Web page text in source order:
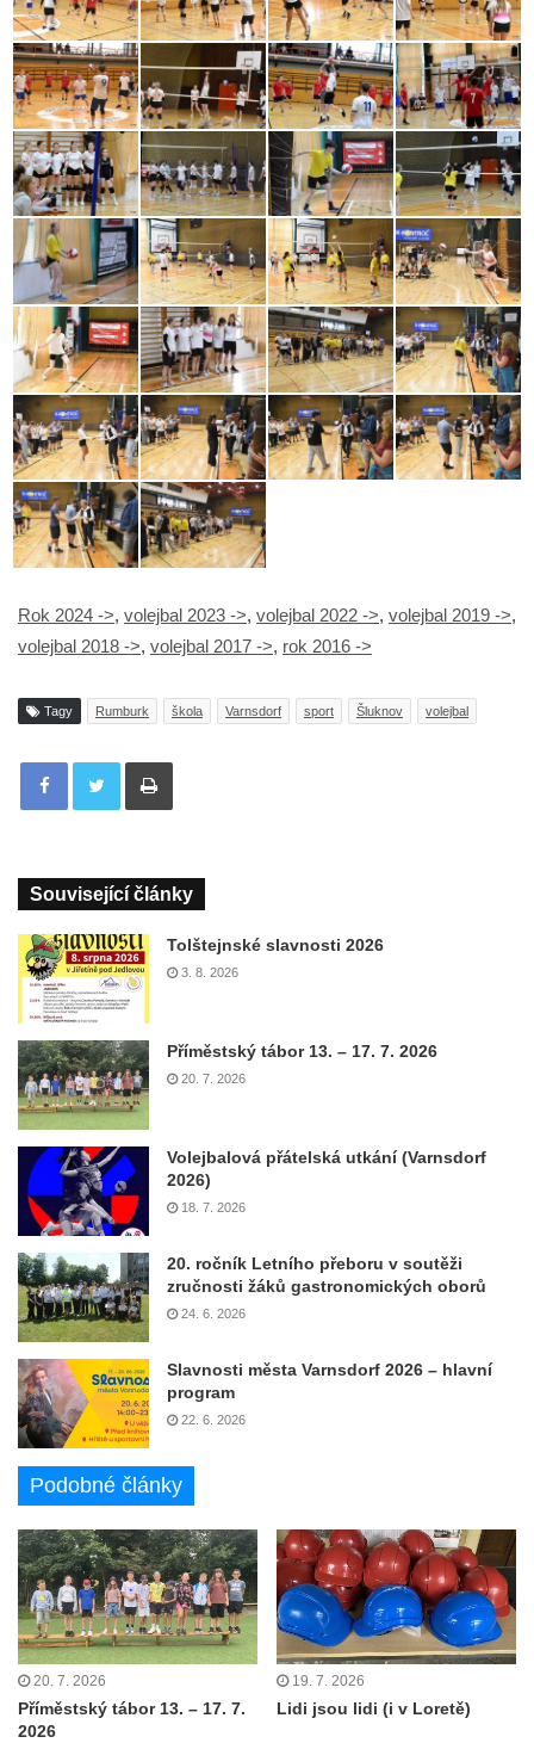
Rok 2024 ->, volejbal 2023 ->, volejbal 2022 ->, volejbal 2019 ->,
volejbal 2018 ->, volejbal 2017 ->, rok 2016 ->
Tagy Rumburk škola Varnsdorf sport Šluknov volejbal
Tisknout
Související články
Tolštejnské slavnosti 2026
3. 8. 2026
Příměstský tábor 13. – 17. 7. 2026
20. 7. 2026
Volejbalová přátelská utkání (Varnsdorf
2026)
18. 7. 2026
20. ročník Letního přeboru v soutěži
zručnosti žáků gastronomických oborů
24. 6. 2026
Slavnosti města Varnsdorf 2026 – hlavní
program
22. 6. 2026
Podobné články
20. 7. 2026
Příměstský tábor 13. – 17. 7.
2026
19. 7. 2026
Lidi jsou lidi (i v Loretě)